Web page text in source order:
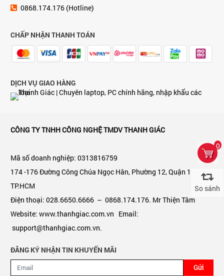
0
So sánh
0868.174.176 (Hotline)
CHẤP NHẬN THANH TOÁN
DỊCH VỤ GIAO HÀNG
CÔNG TY TNHH CÔNG NGHỆ TMDV THANH GIÁC
Mã số doanh nghiệp: 0313816759
174 -176 Đường Công Chúa Ngọc Hân, Phường 12, Quận 11,
TP.HCM
Điện thoại: 028.6650.6666 – 0868.174.176. Mr Thiện Tâm
Website: www.thanhgiac.com.vn Email:
support@thanhgiac.com.vn.
ĐĂNG KÝ NHẬN TIN KHUYẾN MÃI
Gửi